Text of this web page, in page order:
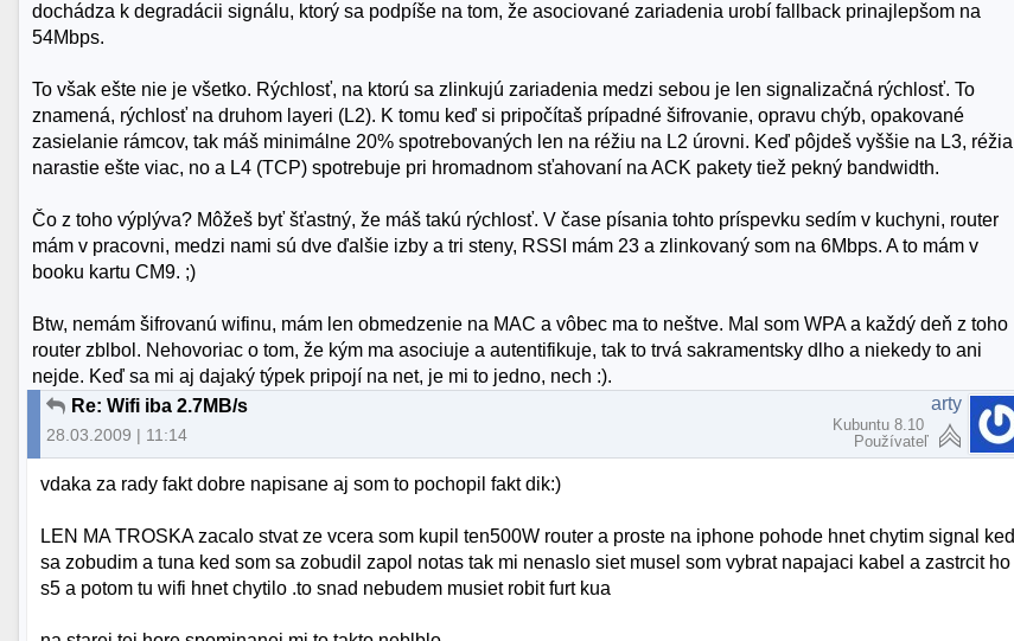
dochádza k degradácii signálu, ktorý sa podpíše na tom, že asociované zariadenia urobí fallback prinajlepšom na
54Mbps.
To však ešte nie je všetko. Rýchlosť, na ktorú sa zlinkujú zariadenia medzi sebou je len signalizačná rýchlosť. To
znamená, rýchlosť na druhom layeri (L2). K tomu keď si pripočítaš prípadné šifrovanie, opravu chýb, opakované
zasielanie rámcov, tak máš minimálne 20% spotrebovaných len na réžiu na L2 úrovni. Keď pôjdeš vyššie na L3, réžia
narastie ešte viac, no a L4 (TCP) spotrebuje pri hromadnom sťahovaní na ACK pakety tiež pekný bandwidth.
Čo z toho výplýva? Môžeš byť šťastný, že máš takú rýchlosť. V čase písania tohto príspevku sedím v kuchyni, router
mám v pracovni, medzi nami sú dve ďalšie izby a tri steny, RSSI mám 23 a zlinkovaný som na 6Mbps. A to mám v
booku kartu CM9. ;)
Btw, nemám šifrovanú wifinu, mám len obmedzenie na MAC a vôbec ma to neštve. Mal som WPA a každý deň z toho
router zblbol. Nehovoriac o tom, že kým ma asociuje a autentifikuje, tak to trvá sakramentsky dlho a niekedy to ani
nejde. Keď sa mi aj dajaký týpek pripojí na net, je mi to jedno, nech :).
Re: Wifi iba 2.7MB/s
28.03.2009 | 11:14
arty
Kubuntu 8.10
Používateľ
vdaka za rady fakt dobre napisane aj som to pochopil fakt dik:)
LEN MA TROSKA zacalo stvat ze vcera som kupil ten500W router a proste na iphone pohode hnet chytim signal ked
sa zobudim a tuna ked som sa zobudil zapol notas tak mi nenaslo siet musel som vybrat napajaci kabel a zastrcit ho
s5 a potom tu wifi hnet chytilo .to snad nebudem musiet robit furt kua